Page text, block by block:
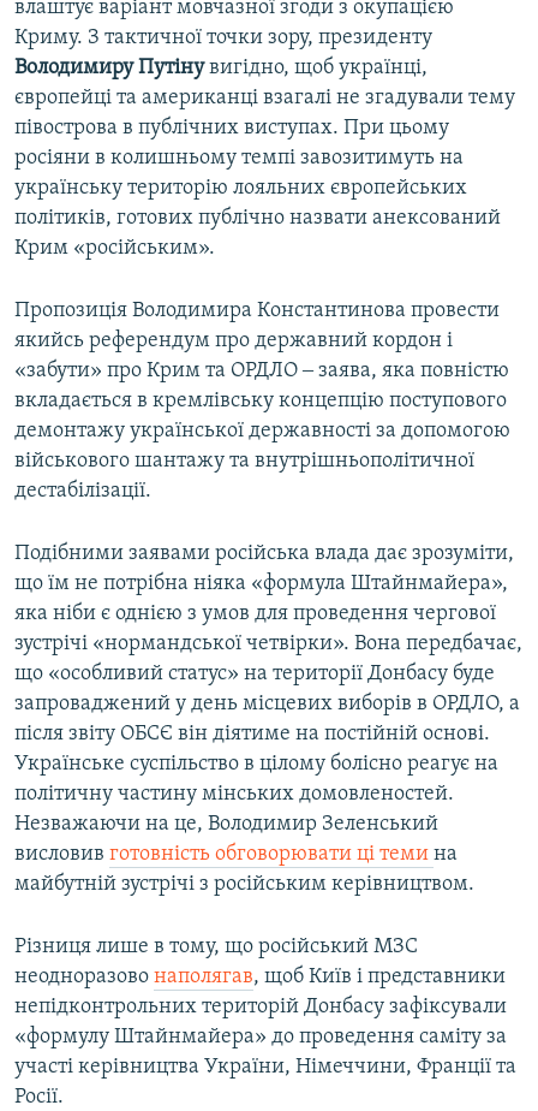
влаштує варіант мовчазної згоди з окупацією
Криму. З тактичної точки зору, президенту
Володимиру Путінувигідно, щоб українці,
європейці та американці взагалі не згадували тему
півострова в публічних виступах. При цьому
росіяни в колишньому темпі завозитимуть на
українську територію лояльних європейських
політиків, готових публічно назвати анексований
Крим «російським».
Пропозиція Володимира Константинова провести
якийсь референдум про державний кордон і
«забути» про Крим та ОРДЛО ‒ заява, яка повністю
вкладається в кремлівську концепцію поступового
демонтажу української державності за допомогою
військового шантажу та внутрішньополітичної
дестабілізації.
Подібними заявами російська влада дає зрозуміти,
що їм не потрібна ніяка «формула Штайнмайера»,
яка ніби є однією з умов для проведення чергової
зустрічі «нормандської четвірки». Вона передбачає,
що «особливий статус» на території Донбасу буде
запроваджений у день місцевих виборів в ОРДЛО, а
після звіту ОБСЄ він діятиме на постійній основі.
Українське суспільство в цілому болісно реагує на
політичну частину мінських домовленостей.
Незважаючи на це, Володимир Зеленський
висловив готовність обговорювати ці теми на
майбутній зустрічі з російським керівництвом.
Різниця лише в тому, що російський МЗС
неодноразово наполягав, щоб Київ і представники
непідконтрольних територій Донбасу зафіксували
«формулу Штайнмайера» до проведення саміту за
участі керівництва України, Німеччини, Франції та
Росії.